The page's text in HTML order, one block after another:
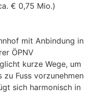
€ 0,75 Mio.)
mit Anbindung in
ÖPNV
kurze Wege, um
Fuss vorzunehmen
sich harmonisch in